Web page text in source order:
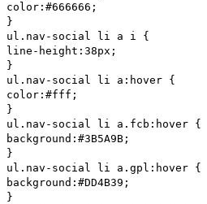
color:#666666;
}
ul.nav-social li a i {
line-height:38px;
}
ul.nav-social li a:hover {
color:#fff;
}
ul.nav-social li a.fcb:hover {
background:#3B5A9B;
}
ul.nav-social li a.gpl:hover {
background:#DD4B39;
}